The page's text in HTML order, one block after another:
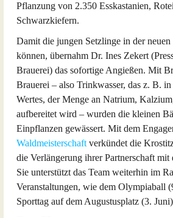
Pflanzung von 2.350 Esskastanien,
Schwarzkiefern.
Damit die jungen Setzlinge in der neuen
können, übernahm Dr. Ines Zekert
Brauerei) das sofortige Angießen. Mit
Brauerei – also Trinkwasser, das z. B.
Wertes, der Menge an Natrium,
aufbereitet wird – wurden die kleinen
Einpflanzen gewässert. Mit dem
Waldmeisterschaft verkündet die
die Verlängerung ihrer Partnerschaft
Sie unterstützt das Team weiterhin im
Veranstaltungen, wie dem Olympiaball
Sporttag auf dem Augustusplatz (3.